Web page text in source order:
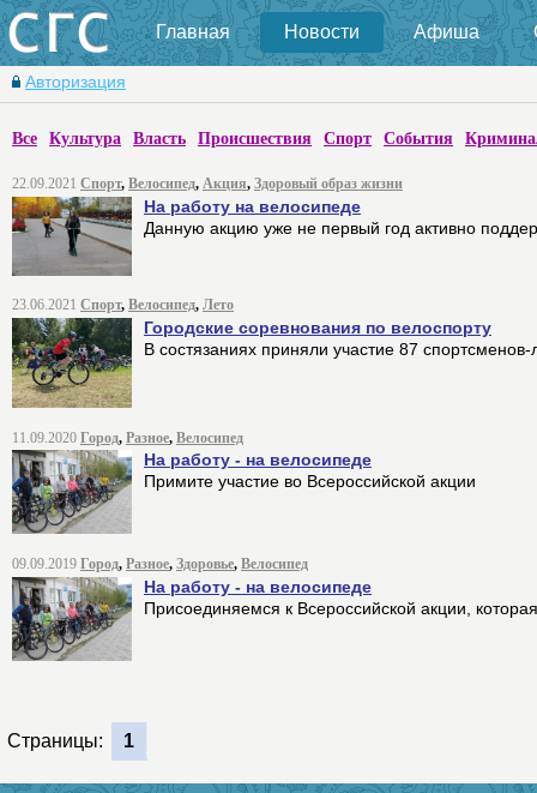
Главная Новости Афиша
Авторизация
Все Культура Власть Происшествия Спорт События
22.09.2021 Спорт, Велосипед, Акция, Здоровый образ жизни
На работу на велосипеде
Данную акцию уже не первый год активно
23.06.2021 Спорт, Велосипед, Лето
Городские соревнования по велоспорту
В состязаниях приняли участие 87
11.09.2020 Город, Разное, Велосипед
На работу - на велосипеде
Примите участие во Всероссийской акции
09.09.2019 Город, Разное, Здоровье, Велосипед
На работу - на велосипеде
Присоединяемся к Всероссийской акции,
Страницы: 1